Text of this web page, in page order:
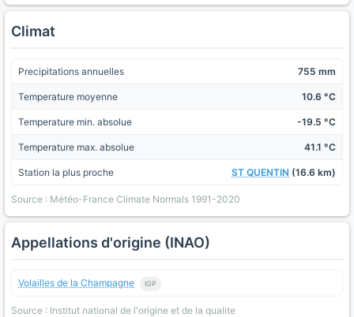
Climat
Precipitations annuelles 755 mm
Temperature moyenne 10.6 °C
Temperature min. absolue -19.5 °C
Temperature max. absolue 41.1 °C
Station la plus proche ST QUENTIN (16.6 km)
Source : Météo-France Climate Normals 1991-2020
Appellations d'origine (INAO)
Volailles de la Champagne IGP
Source : Institut national de l'origine et de la qualite